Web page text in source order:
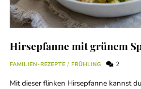
Hirsepfanne mit grünem
FAMILIEN-REZEPTE / FRÜHLING 2
Mit dieser flinken Hirsepfanne kannst